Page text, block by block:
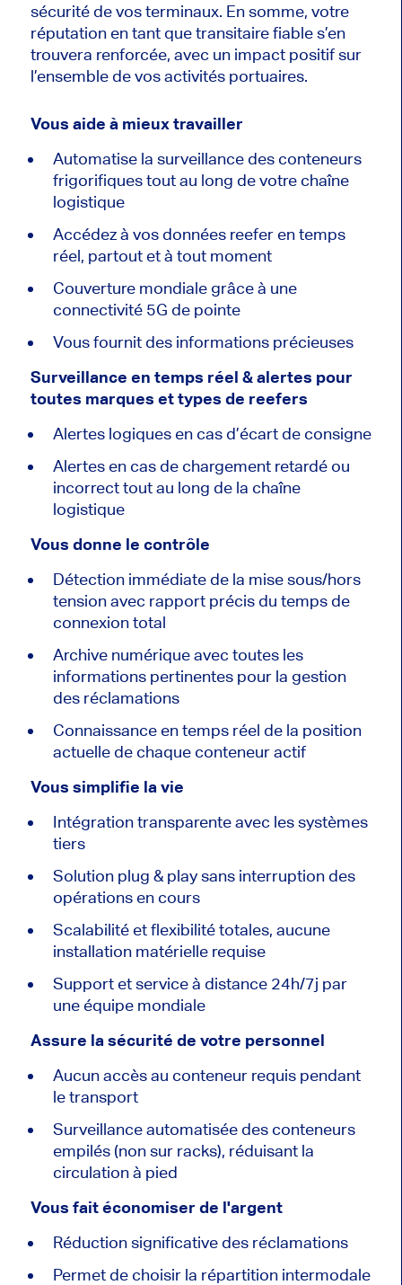
sécurité de vos terminaux. En somme, votre
réputation en tant que transitaire fiable s’en
trouvera renforcée, avec un impact positif sur
l’ensemble de vos activités portuaires.
Vous aide à mieux travailler
Automatise la surveillance des conteneurs
frigorifiques tout au long de votre chaîne
logistique
Accédez à vos données reefer en temps
réel, partout et à tout moment
Couverture mondiale grâce à une
connectivité 5G de pointe
Vous fournit des informations précieuses
Surveillance en temps réel & alertes pour
toutes marques et types de reefers
Alertes logiques en cas d’écart de consigne
Alertes en cas de chargement retardé ou
incorrect tout au long de la chaîne
logistique
Vous donne le contrôle
Détection immédiate de la mise sous/hors
tension avec rapport précis du temps de
connexion total
Archive numérique avec toutes les
informations pertinentes pour la gestion
des réclamations
Connaissance en temps réel de la position
actuelle de chaque conteneur actif
Vous simplifie la vie
Intégration transparente avec les systèmes
tiers
Solution plug & play sans interruption des
opérations en cours
Scalabilité et flexibilité totales, aucune
installation matérielle requise
Support et service à distance 24h/7j par
une équipe mondiale
Assure la sécurité de votre personnel
Aucun accès au conteneur requis pendant
le transport
Surveillance automatisée des conteneurs
empilés (non sur racks), réduisant la
circulation à pied
Vous fait économiser de l'argent
Réduction significative des réclamations
Permet de choisir la répartition intermodale